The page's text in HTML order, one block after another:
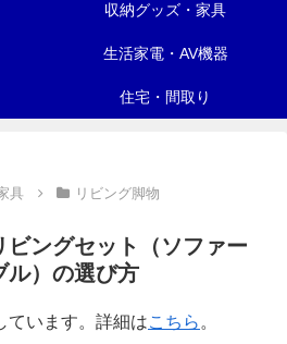
収納グッズ・家具
生活家電・AV機器
住宅・間取り
具 リビング脚物
ビングセット（ソファー
ル）の選び方
ています。詳細はこちら 。